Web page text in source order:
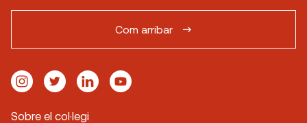
Com arribar
Sobre el col·legi